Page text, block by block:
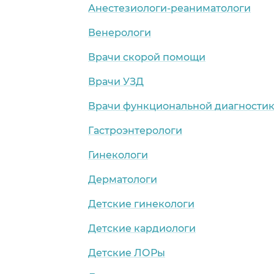
Анестезиологи-реаниматологи
Венерологи
Врачи скорой помощи
Врачи УЗД
Врачи функциональной
Гастроэнтерологи
Гинекологи
Дерматологи
Детские гинекологи
Детские кардиологи
Детские ЛОРы